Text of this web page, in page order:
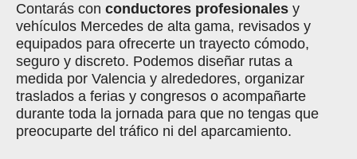
Contarás con conductores profesionales y
vehículos Mercedes de alta gama, revisados y
equipados para ofrecerte un trayecto cómodo,
seguro y discreto. Podemos diseñar rutas a
medida por Valencia y alrededores, organizar
traslados a ferias y congresos o acompañarte
durante toda la jornada para que no tengas que
preocuparte del tráfico ni del aparcamiento.